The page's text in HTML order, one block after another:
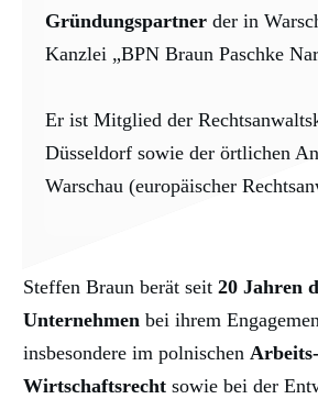
Gründungspartner der in
Kanzlei „BPN Braun Paschke
Er ist Mitglied der
Düsseldorf sowie der örtlichen
Warschau (europäischer
Steffen Braun berät seit 20 Jahren
Unternehmen bei ihrem
insbesondere im polnischen
Wirtschaftsrecht sowie bei der